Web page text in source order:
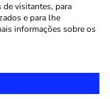
visitantes, para
e para lhe
informações sobre os